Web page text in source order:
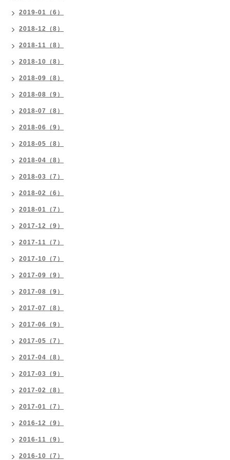
2019-01（6）
2018-12（8）
2018-11（8）
2018-10（8）
2018-09（8）
2018-08（9）
2018-07（8）
2018-06（9）
2018-05（8）
2018-04（8）
2018-03（7）
2018-02（6）
2018-01（7）
2017-12（9）
2017-11（7）
2017-10（7）
2017-09（9）
2017-08（9）
2017-07（8）
2017-06（9）
2017-05（7）
2017-04（8）
2017-03（9）
2017-02（8）
2017-01（7）
2016-12（9）
2016-11（9）
2016-10（7）